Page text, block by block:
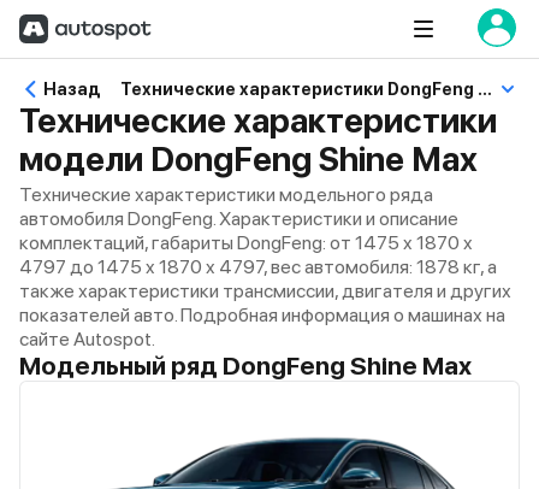
Назад Технические характеристики DongFeng Shine Max
Технические характеристики
модели DongFeng Shine Max
Технические характеристики модельного ряда
автомобиля DongFeng. Характеристики и описание
комплектаций, габариты DongFeng: от 1475 x 1870 x
4797 до 1475 x 1870 x 4797, вес автомобиля: 1878 кг, а
также характеристики трансмиссии, двигателя и других
показателей авто. Подробная информация о машинах на
сайте Autospot.
Модельный ряд DongFeng Shine Max